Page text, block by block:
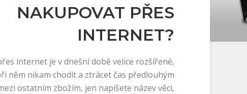
NAKUPOVAT PŘES
INTERNET?
internet je v dnešní době velice rozšířené,
něm nikam chodit a ztrácet čas předlouhým
ostatním zbožím, jen napíšete název věci,